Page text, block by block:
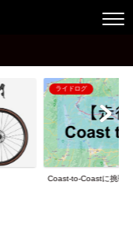
ライドログ
納車2.5ヶ月でワ